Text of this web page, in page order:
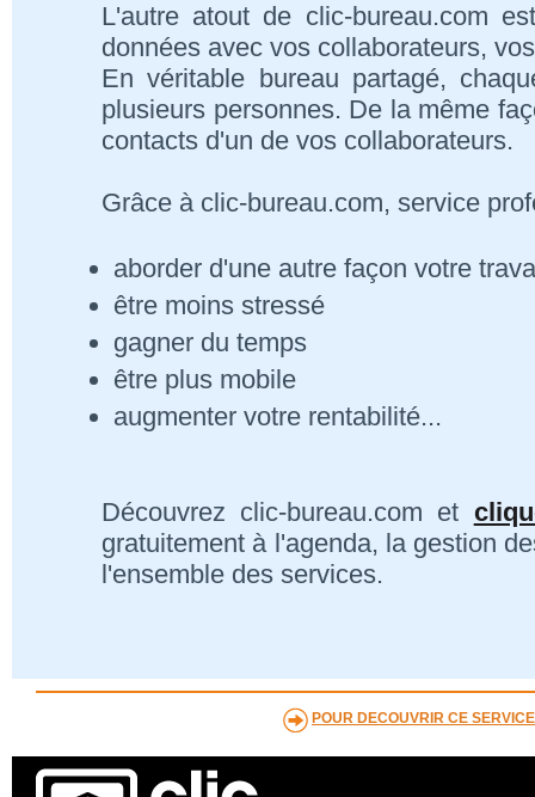
L'autre atout de clic-bureau.com
données avec vos collaborateurs,
En véritable bureau partagé,
plusieurs personnes. De la même
contacts d'un de vos collaborateurs.
Grâce à clic-bureau.com, service
aborder d'une autre façon votre
être moins stressé
gagner du temps
être plus mobile
augmenter votre rentabilité...
Découvrez clic-bureau.com et
gratuitement à l'agenda, la gestion
l'ensemble des services.
POUR DECOUVRIR CE